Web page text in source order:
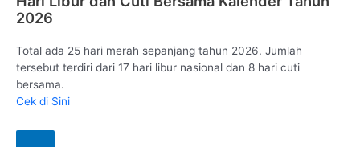
2026
Total ada 25 hari merah sepanjang tahun 2026. Jumlah
tersebut terdiri dari 17 hari libur nasional dan 8 hari cuti
bersama.
Cek di Sini